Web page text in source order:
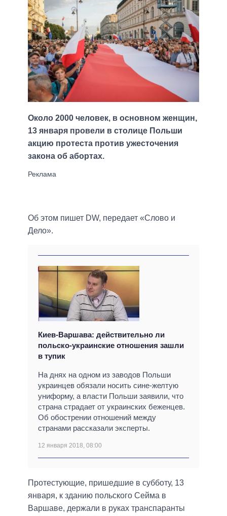
Около 2000 человек, в основном женщин,
13 января провели в столице Польши
акцию протеста против ужесточения
закона об абортах.
Об этом пишет DW, передает «Слово и
Дело».
Киев-Варшава: действительно ли
польско-украинские отношения зашли
в тупик
На днях на одном из заводов Польши
украинцев обязали носить сине-желтую
униформу, а власти Польши заявили, что
страна страдает от украинских беженцев.
Об обострении отношений между
странами рассказали эксперты.
12 января 2018, 08:00
Протестующие, пришедшие в субботу, 13
января, к зданию польского Сейма в
Варшаве, держали в руках транспаранты